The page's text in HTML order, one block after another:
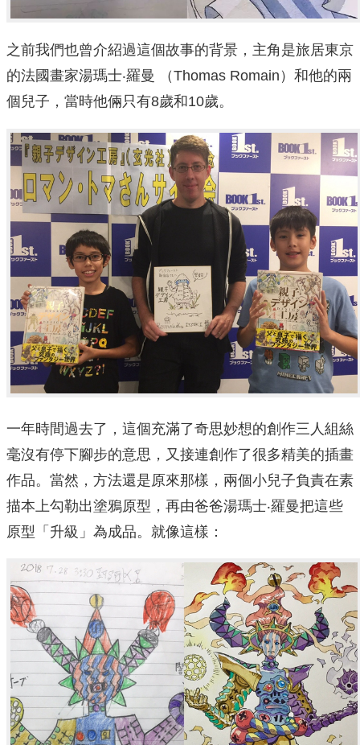
之前我們也曾介紹過這個故事的背景，主角是旅居東京
的法國畫家湯瑪士‧羅曼 （Thomas Romain）和他的兩
個兒子，當時他倆只有8歲和10歲。
一年時間過去了，這個充滿了奇思妙想的創作三人組絲
毫沒有停下腳步的意思，又接連創作了很多精美的插畫
作品。當然，方法還是原來那樣，兩個小兒子負責在素
描本上勾勒出塗鴉原型，再由爸爸湯瑪士‧羅曼把這些
原型「升級」為成品。就像這樣：